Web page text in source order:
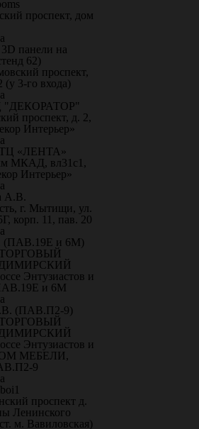
проспект, дом
панели на
62)
проспект,
(у 3-го входа)
"ДЕКОРАТОР"
проспект, д. 2,
Интерьер»
ТЦ «ЛЕНТА»
МКАД, вл31с1,
Интерьер»
А.В.
г. Мытищи, ул.
корп. 11, пав. 20
(ПАВ.19Е и 6М)
ТОРГОВЫЙ
Энтузиастов и
и 6М
(ПАВ.П2-9)
ТОРГОВЫЙ
Энтузиастов и
МЕБЕЛИ,
9
проспект д.
Ленинского
м. Вавиловская)